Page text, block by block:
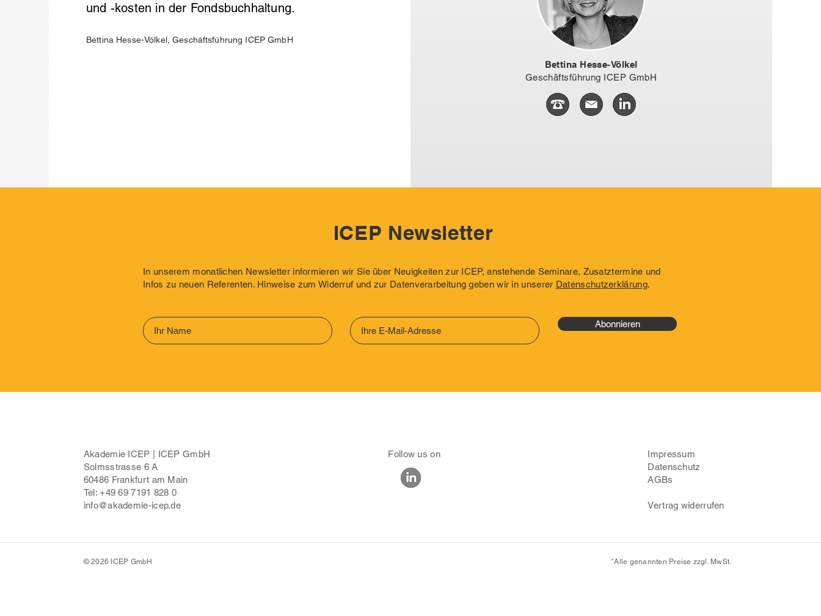
und -kosten in der Fondsbuchhaltung.
Bettina Hesse-Völkel, Geschäftsführung ICEP GmbH
Bettina Hesse-Völkel
Geschäftsführung ICEP GmbH
ICEP Newsletter
In unserem monatlichen Newsletter informieren wir Sie über Neuigkeiten zur ICEP, anstehende Seminare, Zusatztermine und
Infos zu neuen Referenten. Hinweise zum Widerruf und zur Datenverarbeitung geben wir in unserer Datenschutzerklärung.
Abonnieren
Akademie ICEP | ICEP GmbH
Solmsstrasse 6 A
60486 Frankfurt am Main
Tel: +49 69 7191 828 0
info@akademie-icep.de
© 2026 ICEP GmbH
Follow us on
Impressum
Datenschutz
AGBs
Vertrag widerrufen
*Alle genannten Preise zzgl. MwSt.